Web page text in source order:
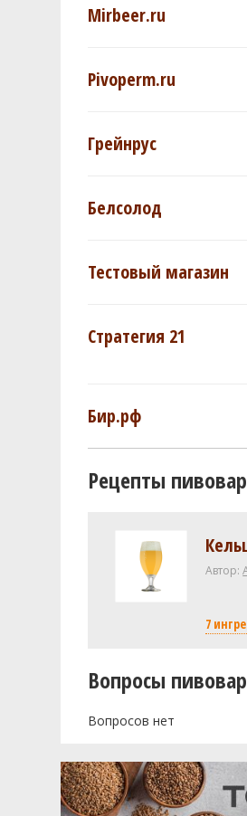
Mirbeer.ru
Pivoperm.ru
Грейнрус
Белсолод
Тестовый магазин
Стратегия 21
Бир.рф
Рецепты
Автор:
7
Вопросы
Вопросов нет